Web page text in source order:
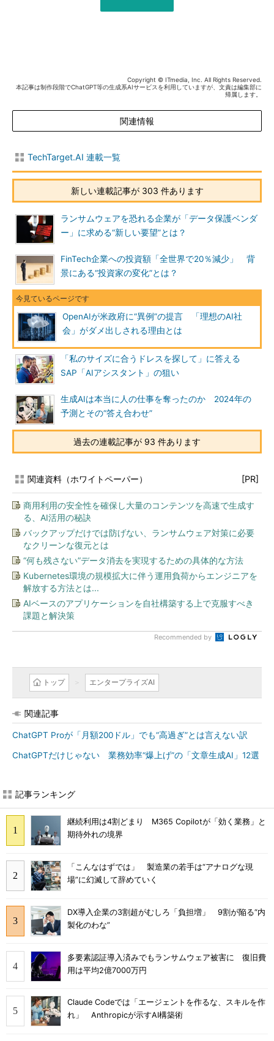
Copyright © ITmedia, Inc. All Rights Reserved.
本記事は制作段階でChatGPT等の生成系AIサービスを利用していますが、文責は編集部に
帰属します。
関連情報
TechTarget.AI 連載一覧
新しい連載記事が 303 件あります
ランサムウェアを恐れる企業が「データ保護ベンダ
ー」に求める“新しい要望”とは？
FinTech企業への投資額「全世界で20％減少」 背
景にある“投資家の変化”とは？
OpenAIが米政府に“異例”の提言 「理想のAI社
会」がダメ出しされる理由とは
「私のサイズに合うドレスを探して」に答える
SAP「AIアシスタント」の狙い
生成AIは本当に人の仕事を奪ったのか 2024年の
予測とその“答え合わせ”
過去の連載記事が 93 件あります
関連資料（ホワイトペーパー） [PR]
商用利用の安全性を確保し大量のコンテンツを高速で生成す
る、AI活用の秘訣
バックアップだけでは防げない、ランサムウェア対策に必要
なクリーンな復元とは
“何も残さない”データ消去を実現するための具体的な方法
Kubernetes環境の規模拡大に伴う運用負荷からエンジニアを
解放する方法とは...
AIベースのアプリケーションを自社構築する上で克服すべき
課題と解決策
Recommended by
トップ エンタープライズAI
関連記事
ChatGPT Proが「月額200ドル」でも“高過ぎ”とは言えない訳
ChatGPTだけじゃない 業務効率“爆上げ”の「文章生成AI」12選
記事ランキング
継続利用は4割どまり M365 Copilotが「効く業務」と
期待外れの境界
「こんなはずでは」 製造業の若手は“アナログな現
場”に幻滅して辞めていく
DX導入企業の3割超がむしろ「負担増」 9割が陥る“内
製化のわな”
多要素認証導入済みでもランサムウェア被害に 復旧費
用は平均2億7000万円
Claude Codeでは「エージェントを作るな、スキルを作
れ」 Anthropicが示すAI構築術